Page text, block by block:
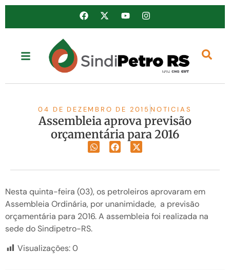
04 DE DEZEMBRO DE 2015 NOTICIAS
Assembleia aprova previsão
orçamentária para 2016
Nesta quinta-feira (03), os petroleiros aprovaram em
Assembleia Ordinária, por unanimidade, a previsão
orçamentária para 2016. A assembleia foi realizada na
sede do Sindipetro-RS.
Visualizações:0